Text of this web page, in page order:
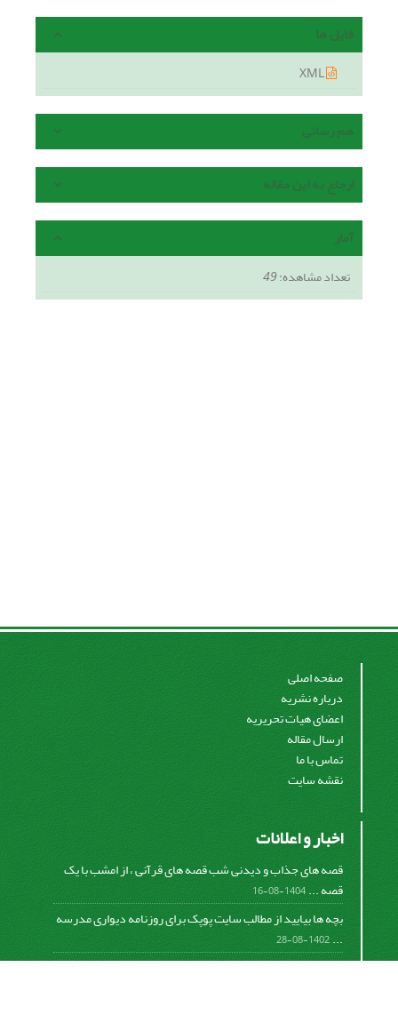
فایل ها
هم رسانی
ارجاع به این مقاله
آمار
تعداد مشاهده:49
صفحه اصلی
درباره نشریه
اعضای هیات تحریریه
ارسال مقاله
تماس با ما
نقشه سایت
اخبار و اعلانات
قصه های جذاب و دیدنی شب قصه های قرآنی ، از امشب با یک
قصه ...1404-08-16
بچه ها بیایید از مطالب سایت پوپک برای روزنامه دیواری مدرسه
...
1402-08-28